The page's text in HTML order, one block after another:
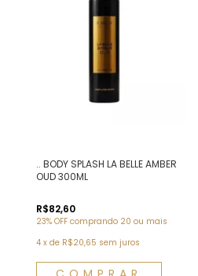
.. BODY SPLASH LA BELLE AMBER
OUD 300ML
R$82,60
23% OFF comprando 20 ou mais
4 x de R$20,65 sem juros